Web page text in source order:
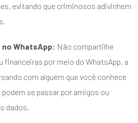
evitando que criminosos adivinhem
WhatsApp: Não compartilhe
por meio do WhatsApp, a
com alguém que você conhece
se passar por amigos ou
dados.